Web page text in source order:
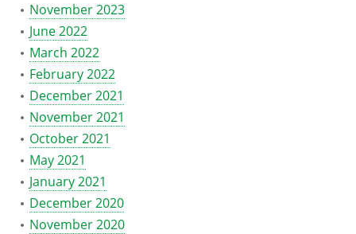
November 2023
June 2022
March 2022
February 2022
December 2021
November 2021
October 2021
May 2021
January 2021
December 2020
November 2020